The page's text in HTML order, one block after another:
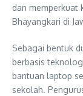
dan memperkuat
Bhayangkari di
Sebagai bentuk
berbasis
bantuan laptop
sekolah.